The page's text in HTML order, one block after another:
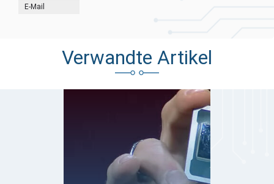
E-Mail
Verwandte Artikel